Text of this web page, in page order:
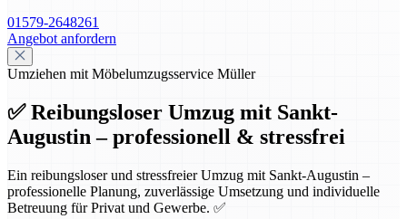
01579-2648261
Angebot anfordern
Umziehen mit Möbelumzugsservice Müller
✅ Reibungsloser Umzug mit Sankt-
Augustin – professionell & stressfrei
Ein reibungsloser und stressfreier Umzug mit Sankt-Augustin –
professionelle Planung, zuverlässige Umsetzung und individuelle
Betreuung für Privat und Gewerbe. ✅